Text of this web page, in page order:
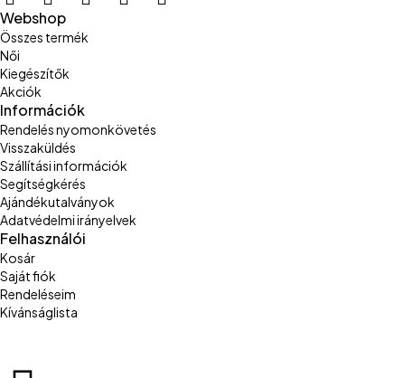
Webshop
Összes termék
Női
Kiegészítők
Akciók
Információk
Rendelés nyomonkövetés
Visszaküldés
Szállítási információk
Segítségkérés
Ajándékutalványok
Adatvédelmi irányelvek
Felhasználói
Kosár
Saját fiók
Rendeléseim
Kívánságlista